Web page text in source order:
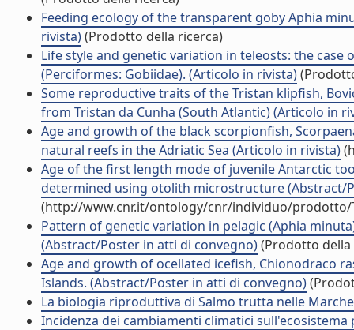
Feeding ecology of the transparent goby Aphia
rivista)(Prodotto della ricerca)
Life style and genetic variation in teleosts: the
(Perciformes: Gobiidae). (Articolo in rivista)
Some reproductive traits of the Tristan klipfish,
from Tristan da Cunha (South Atlantic) (Articolo in
Age and growth of the black scorpionfish,
natural reefs in the Adriatic Sea (Articolo in rivista)
Age of the first length mode of juvenile Antarctic
determined using otolith microstructure (Abstract/
(http://www.cnr.it/ontology/cnr/individuo/prodotto/
Pattern of genetic variation in pelagic (Aphia
(Abstract/Poster in atti di convegno)(Prodotto della
Age and growth of ocellated icefish, Chionodraco
Islands. (Abstract/Poster in atti di convegno)
La biologia riproduttiva di Salmo trutta nelle
Incidenza dei cambiamenti climatici